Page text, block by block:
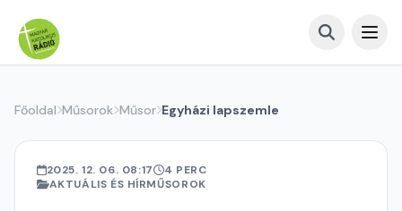
Főoldal Műsorok Műsor Egyházi lapszemle
2025. 12. 06. 08:17
4 PERC
AKTUÁLIS ÉS HÍRMŰSOROK